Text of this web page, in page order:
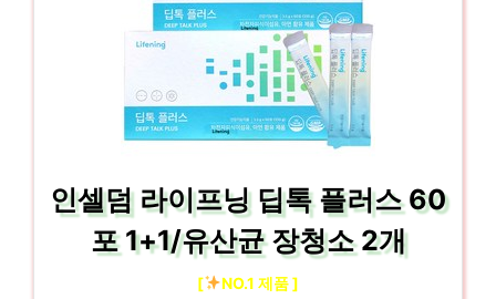
인셀덤 라이프닝 딥톡 플러스 60
포 1+1/유산균 장청소 2개
[ NO.1 제품 ]